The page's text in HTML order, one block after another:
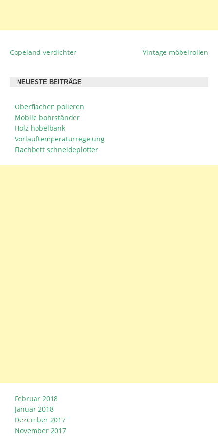
BEITRAGSNAVIGATION
Copeland verdichter Vintage möbelrollen
NEUESTE BEITRÄGE
Oberflächen polieren
Mobile bohrständer
Holz hobelbank
Vorlauftemperaturregelung
Flachbett schneideplotter
Februar 2018
Januar 2018
Dezember 2017
November 2017